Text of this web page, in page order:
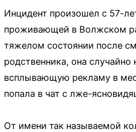
Инцидент произошел с 57-
проживающей в Волжском
тяжелом состоянии после
родственника, она случайно
всплывающую рекламу в
попала в чат с лже-
От имени так называемой